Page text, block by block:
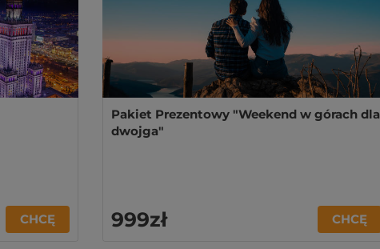
CHCĘ
Pakiet Prezentowy "Weekend w górach dla
dwojga"
999zł CHCĘ